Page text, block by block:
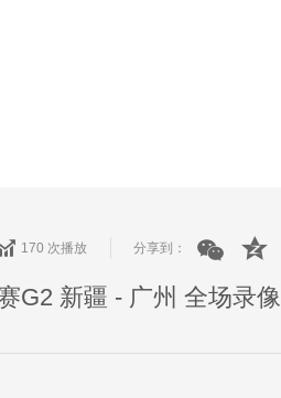
170 次播放 分享到：
G2 新疆 - 广州 全场录像